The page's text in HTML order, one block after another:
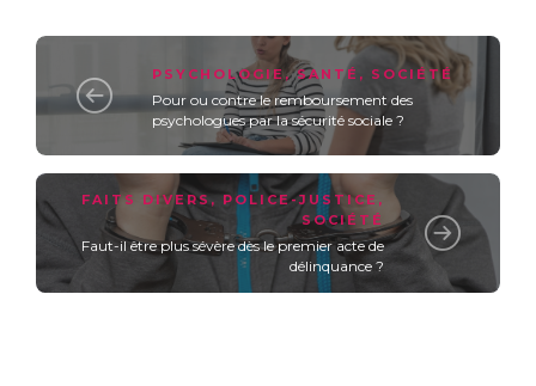
PSYCHOLOGIE,SANTÉ , SOCIÉTÉ
Pour ou contre le remboursement des
psychologues par la sécurité sociale ?
FAITS DIVERS,POLICE-JUSTICE ,
SOCIÉTÉ
Faut-il être plus sévère dès le premier acte de
délinquance ?